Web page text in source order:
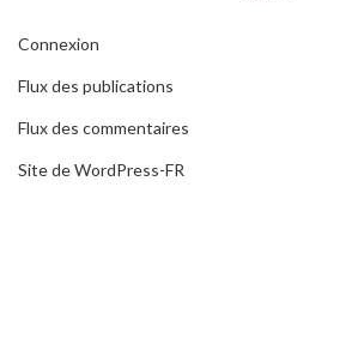
Connexion
Flux des publications
Flux des commentaires
Site de WordPress-FR